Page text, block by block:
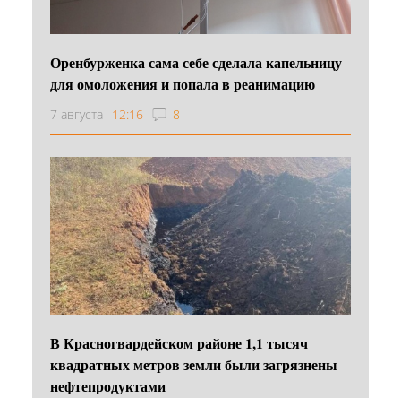
Оренбурженка сама себе сделала капельницу
для омоложения и попала в реанимацию
7 августа 12:16 8
В Красногвардейском районе 1,1 тысяч
квадратных метров земли были загрязнены
нефтепродуктами